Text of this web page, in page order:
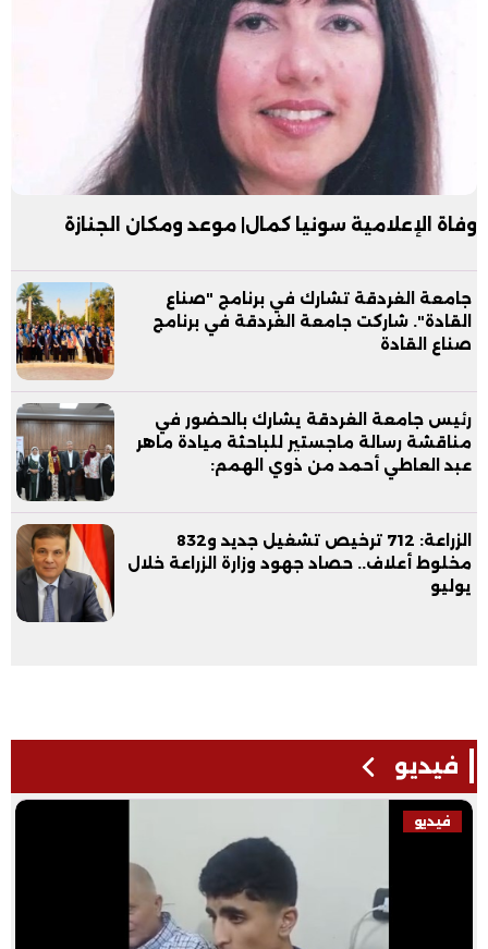
وفاة الإعلامية سونيا كمال| موعد ومكان الجنازة
جامعة الغردقة تشارك في برنامج "صناع
القادة". شاركت جامعة الغردقة في برنامج
صناع القادة
رئيس جامعة الغردقة يشارك بالحضور في
مناقشة رسالة ماجستير للباحثة ميادة ماهر
عبد العاطي أحمد من ذوي الهمم:
الزراعة: 712 ترخيص تشغيل جديد و832
مخلوط أعلاف.. حصاد جهود وزارة الزراعة خلال
يوليو
فيديو
فيديو